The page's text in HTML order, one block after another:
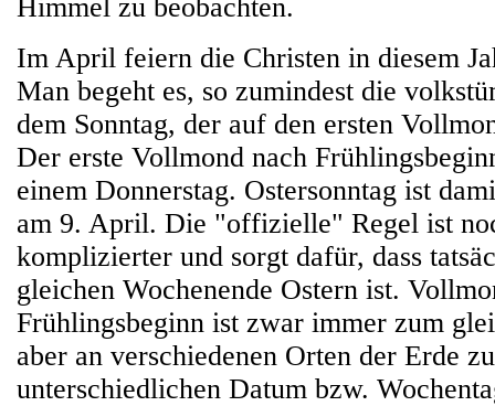
Himmel zu beobachten.
Im April feiern die Christen in diesem
Man begeht es, so zumindest die
dem Sonntag, der auf den ersten
Der erste Vollmond nach
einem Donnerstag. Ostersonntag ist
am 9. April. Die "offizielle" Regel ist
komplizierter und sorgt dafür, dass
gleichen Wochenende Ostern ist.
Frühlingsbeginn ist zwar immer zum
aber an verschiedenen Orten der Erde
unterschiedlichen Datum bzw.